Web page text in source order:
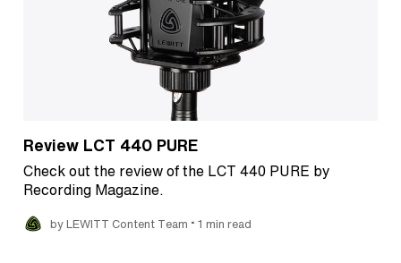
Review LCT 440 PURE
Check out the review of the LCT 440 PURE by
Recording Magazine.
by LEWITT Content Team • 1 min read